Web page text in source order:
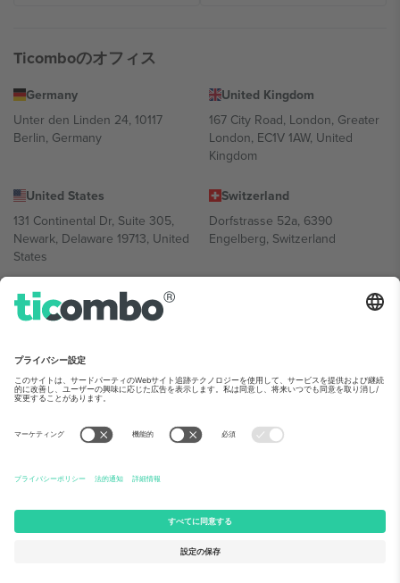
Ticomboのオフィス
Germany
Unter den Linden 24, 10117
Berlin, Germany
United Kingdom
167 City Road, London, Greater
London, EC1V 1AW, United
Kingdom
United States
131 Continental Dr, Suite 305,
Newark, Delaware 19713, United
States
Switzerland
Dorfstrasse 52a, 6390
Engelberg, Switzerland
Bulgaria
Regus Sofia City West, bul
Bulgaria
Mexico
Av Chapultepec 360, Roma
Norte, Cuauhtémoc, 06700
Mexico
Platform provider legal entity might vary depending on location,
event and/or domain.詳細は各イベントページをご確認ください。,
© 2026 Ticombo. 無断転載を禁じます.